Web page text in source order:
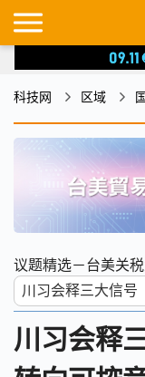
科技网 区域
议题精选－台美关
川习会释